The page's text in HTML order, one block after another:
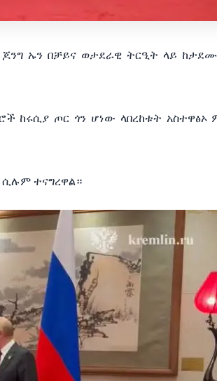
ኡን በቻይና ወታደራዊ ትርዒት ላይ ከታደሙ
ከሩሲያ ጦር ጎን ሆነው ላበረከቱት አስተዋፅኦ
ሲሉም ተናግረዋል።